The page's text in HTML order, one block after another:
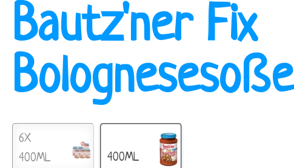
Bautz'ner Fix
Bolognesesoße
6X
400ML
400ML